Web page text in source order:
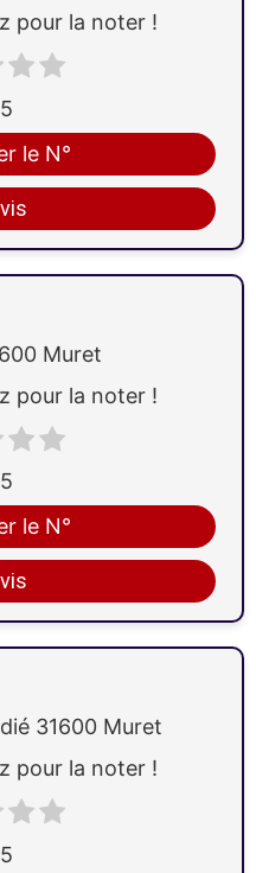
le N°
pour la noter !
Muret
le N°
pour la noter !
31600 Muret
pour la noter !